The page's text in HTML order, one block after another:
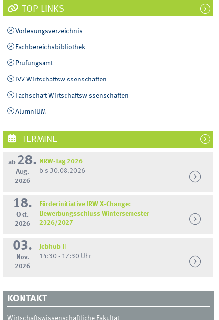
TOP-LINKS
Vorlesungsverzeichnis
Fachbereichsbibliothek
Prüfungsamt
IVV Wirtschaftswissenschaften
Fachschaft Wirtschaftswissenschaften
AlumniUM
TERMINE
ab 28.
Aug.
2026
NRW-Tag 2026
bis 30.08.2026
18.
Okt.
2026
Förderinitiative IRW X-Change:
Bewerbungsschluss Wintersemester
2026/2027
03.
Nov.
2026
Jobhub IT
14:30 - 17:30 Uhr
KONTAKT
Wirtschaftswissenschaftliche Fakultät